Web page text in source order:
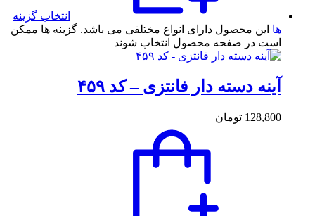
انتخاب گزینه
ها این محصول دارای انواع مختلفی می باشد. گزینه ها ممکن
است در صفحه محصول انتخاب شوند
آینه دسته دار فانتزی – کد ۴۵۹
128,800 تومان